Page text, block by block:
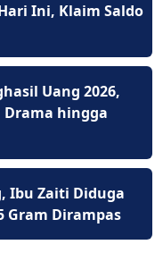
Ini, Klaim Saldo
Uang 2026,
hingga
Ibu Zaiti Diduga
Gram Dirampas